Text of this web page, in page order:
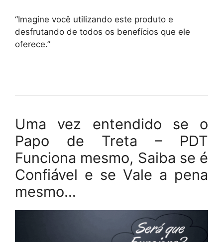
“Imagine você utilizando este produto e
desfrutando de todos os benefícios que ele
oferece.”
Uma vez entendido se o
Papo de Treta – PDT
Funciona mesmo, Saiba se é
Confiável e se Vale a pena
mesmo…